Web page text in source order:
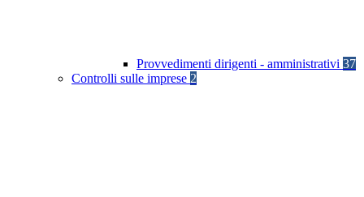
Provvedimenti dirigenti - amministrativi 37
Controlli sulle imprese 2